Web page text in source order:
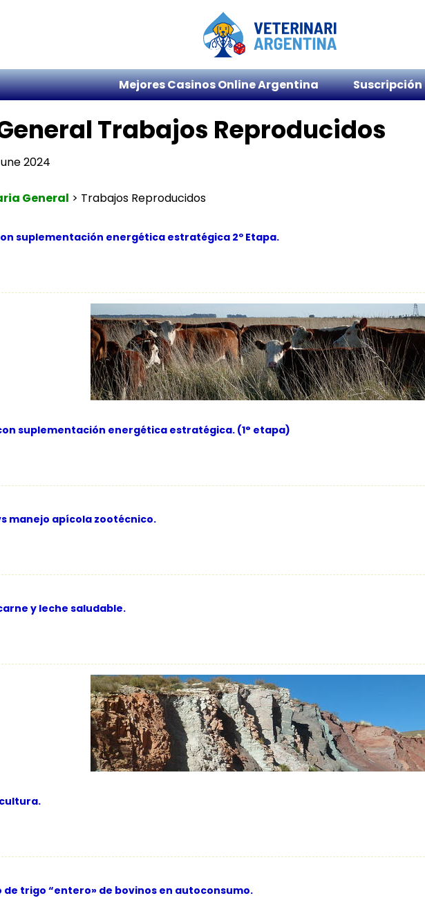
Mejores Casinos Online Argentina Suscripción
Trabajos Reproducidos
2024
General > Trabajos Reproducidos
suplementación energética estratégica 2º Etapa.
suplementación energética estratégica. (1° etapa)
manejo apícola zootécnico.
y leche saludable.
trigo “entero» de bovinos en autoconsumo.